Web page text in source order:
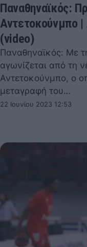
Παναθηναϊκός:
Αντετοκούνμπο
(video)
Παναθηναϊκός: Με
αγωνίζεται από τη
Αντετοκούνμπο, ο
μεταγραφή του…
22 Ιουνίου 2023 12:53